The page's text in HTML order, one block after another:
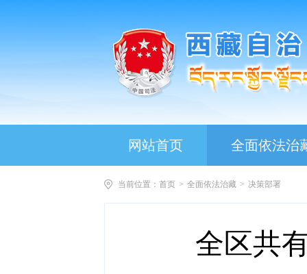
网站首页 全面依法治
当前位置： 首页 > 全面依法治藏 > 决策部署
全区共